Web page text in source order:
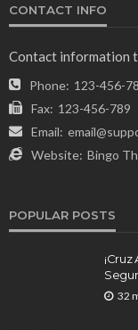
CONTACT INFO
Contact information
Phone: 123-456-
Fax: 123-456-789
Email:
Website: Bingo
POPULAR POSTS
32